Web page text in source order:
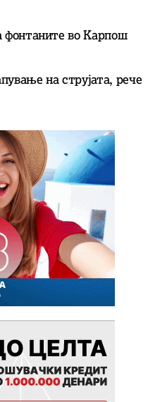
во Карпош
на струјата, рече